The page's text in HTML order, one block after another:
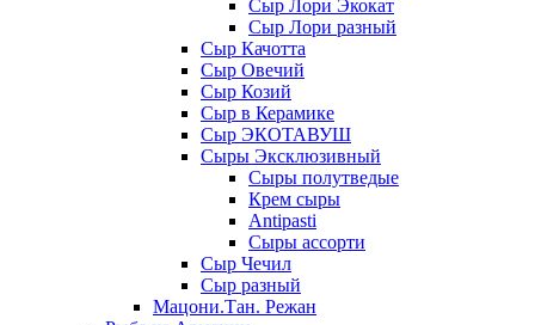
Сыр Лори Экокат
Сыр Лори разный
Сыр Качотта
Сыр Овечий
Сыр Козий
Сыр в Керамике
Сыр ЭКОТАВУШ
Сыры Эксклюзивный
Сыры полутведые
Крем сыры
Antipasti
Сыры ассорти
Сыр Чечил
Сыр разный
Мацони.Тан. Режан